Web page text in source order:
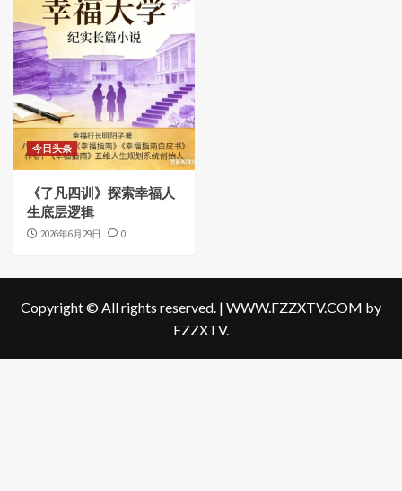
今日头条
《了凡四训》探索幸福人
生底层逻辑
2026年6月29日 0
Copyright © All rights reserved. | WWW.FZZXTV.COM by
FZZXTV.